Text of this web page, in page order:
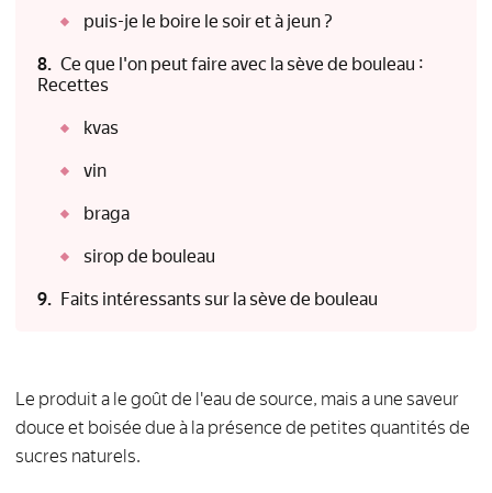
puis-je le boire le soir et à jeun ?
Ce que l'on peut faire avec la sève de bouleau :
Recettes
kvas
vin
braga
sirop de bouleau
Faits intéressants sur la sève de bouleau
Le produit a le goût de l'eau de source, mais a une saveur
douce et boisée due à la présence de petites quantités de
sucres naturels.